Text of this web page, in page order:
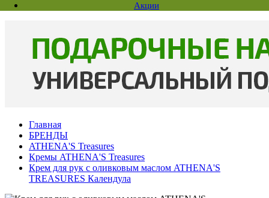
Акции
Главная
БРЕНДЫ
ATHENA'S Treasures
Кремы ATHENA'S Treasures
Крем для рук с оливковым маслом ATHENA'S
TREASURES Календула